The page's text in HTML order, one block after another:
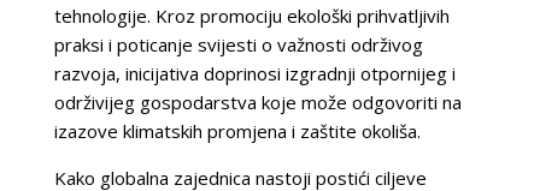
tehnologije. Kroz promociju ekološki prihvatljivih
praksi i poticanje svijesti o važnosti održivog
razvoja, inicijativa doprinosi izgradnji otpornijeg i
održivijeg gospodarstva koje može odgovoriti na
izazove klimatskih promjena i zaštite okoliša.
Kako globalna zajednica nastoji postići ciljeve